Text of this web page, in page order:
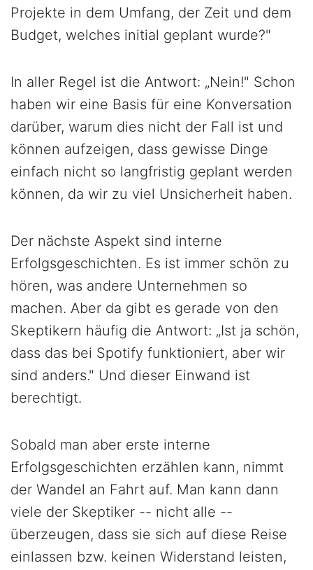
Projekte in dem Umfang, der Zeit und dem
Budget, welches initial geplant wurde?"
In aller Regel ist die Antwort: „Nein!" Schon
haben wir eine Basis für eine Konversation
darüber, warum dies nicht der Fall ist und
können aufzeigen, dass gewisse Dinge
einfach nicht so langfristig geplant werden
können, da wir zu viel Unsicherheit haben.
Der nächste Aspekt sind interne
Erfolgsgeschichten. Es ist immer schön zu
hören, was andere Unternehmen so
machen. Aber da gibt es gerade von den
Skeptikern häufig die Antwort: „Ist ja schön,
dass das bei Spotify funktioniert, aber wir
sind anders." Und dieser Einwand ist
berechtigt.
Sobald man aber erste interne
Erfolgsgeschichten erzählen kann, nimmt
der Wandel an Fahrt auf. Man kann dann
viele der Skeptiker -- nicht alle --
überzeugen, dass sie sich auf diese Reise
einlassen bzw. keinen Widerstand leisten,